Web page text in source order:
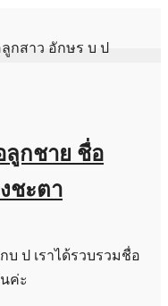
ลูกชาย ชื่อ
ชะตา
บ ป เราได้รวบรวมชื่อ
ค่ะ